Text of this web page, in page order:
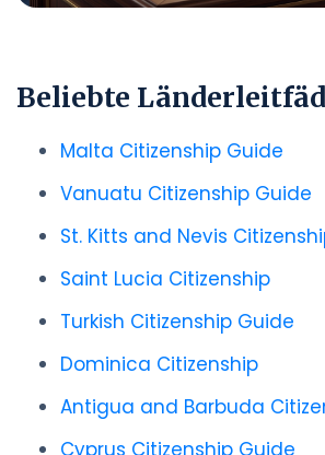
Beliebte
Malta Citizenship Guide
Vanuatu Citizenship Guide
St. Kitts and Nevis
Saint Lucia Citizenship
Turkish Citizenship Guide
Dominica Citizenship
Antigua and Barbuda